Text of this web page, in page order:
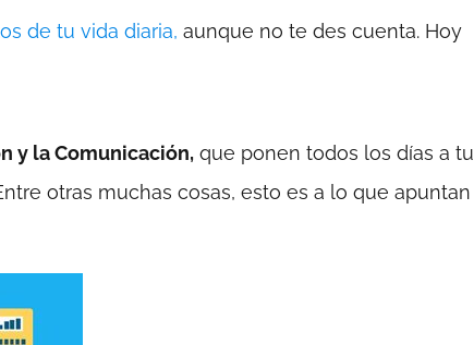
de tu vida diaria, aunque no te des cuenta. Hoy
y la Comunicación, que ponen todos los días a tu
otras muchas cosas, esto es a lo que apuntan